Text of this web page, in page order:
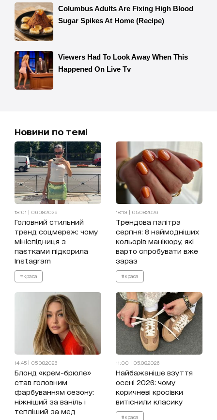
Новини по темі
18:01 | 06.08.2026
Головний стильний
тренд соцмереж: чому
мініспідниця з
паєтками підкорила
Instagram
#краса
18:19 | 05.08.2026
Трендова палітра
серпня: 8 наймодніших
кольорів манікюру, які
варто спробувати вже
зараз
#краса
14:45 | 05.08.2026
Блонд «крем-брюле»
став головним
фарбуванням сезону:
ніжніший за ваніль і
тепліший за мед
11:00 | 05.08.2026
Найбажаніше взуття
осені 2026: чому
коричневі кросівки
витіснили класику
#краса